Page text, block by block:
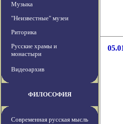
Музыка
"Неизвестные" музеи
Риторика
Русские храмы и
монастыри
Видеоархив
ФИЛОСОФИЯ
Современная русская мысль